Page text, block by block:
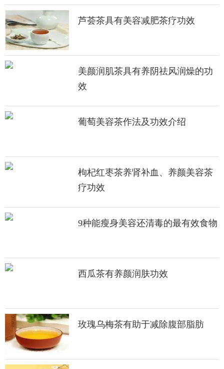
芦荟茶具有美容减肥茶疗功效
美颜润肌茶具有养阴祛风润燥的功
效
葡萄美容茶作法及功效介绍
枸杞红枣茶养肾补血、养颜美容茶
疗功效
9种能瘦身美容还清毒的最有效食物
西瓜茶有养颜润肤功效
玫瑰乌梅茶有助于减除腹部脂肪